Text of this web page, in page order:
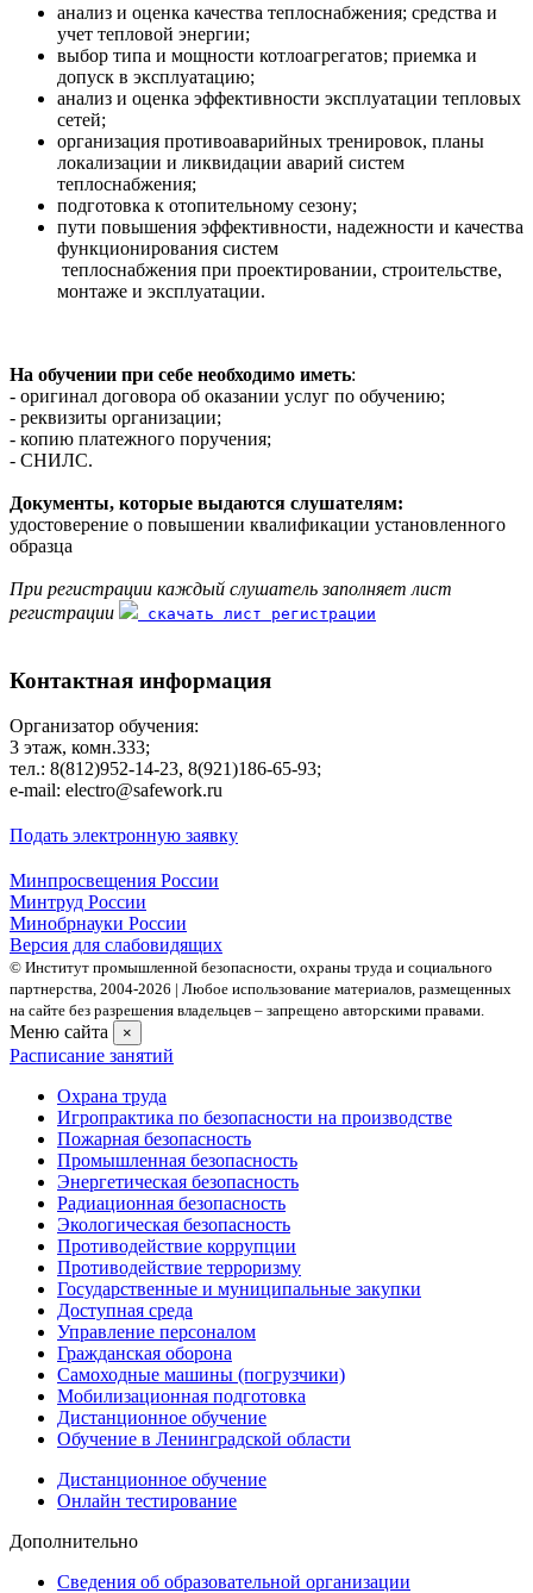
анализ и оценка качества теплоснабжения; средства и
учет тепловой энергии;
выбор типа и мощности котлоагрегатов; приемка и
допуск в эксплуатацию;
анализ и оценка эффективности эксплуатации тепловых
сетей;
организация противоаварийных тренировок, планы
локализации и ликвидации аварий систем
теплоснабжения;
подготовка к отопительному сезону;
пути повышения эффективности, надежности и качества
функционирования систем
теплоснабжения при проектировании, строительстве,
монтаже и эксплуатации.
На обучении при себе необходимо иметь:
- оригинал договора об оказании услуг по обучению;
- реквизиты организации;
- копию платежного поручения;
- СНИЛС.
Документы, которые выдаются слушателям:
удостоверение о повышении квалификации установленного
образца
При регистрации каждый слушатель заполняет лист
регистрации
скачать лист регистрации
Контактная информация
Организатор обучения:
3 этаж, комн.333;
тел.: 8(812)952-14-23, 8(921)186-65-93;
е-mаil: electro@safework.ru
Подать электронную заявку
Минпросвещения России
Минтруд России
Минобрнауки России
Версия для слабовидящих
© Институт промышленной безопасности, охраны труда и социального
партнерства, 2004- 2026 | Любое использование материалов, размещенных
на сайте без разрешения владельцев – запрещено авторскими правами.
Меню сайта ×
Расписание занятий
Охрана труда
Игропрактика по безопасности на производстве
Пожарная безопасность
Промышленная безопасность
Энергетическая безопасность
Радиационная безопасность
Экологическая безопасность
Противодействие коррупции
Противодействие терроризму
Государственные и муниципальные закупки
Доступная среда
Управление персоналом
Гражданская оборона
Самоходные машины (погрузчики)
Мобилизационная подготовка
Дистанционное обучение
Обучение в Ленинградской области
Дистанционное обучение
Онлайн тестирование
Дополнительно
Сведения об образовательной организации